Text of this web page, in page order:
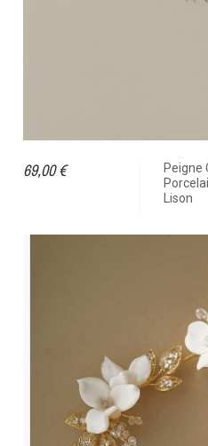
Peigne
Lison
69,00 €